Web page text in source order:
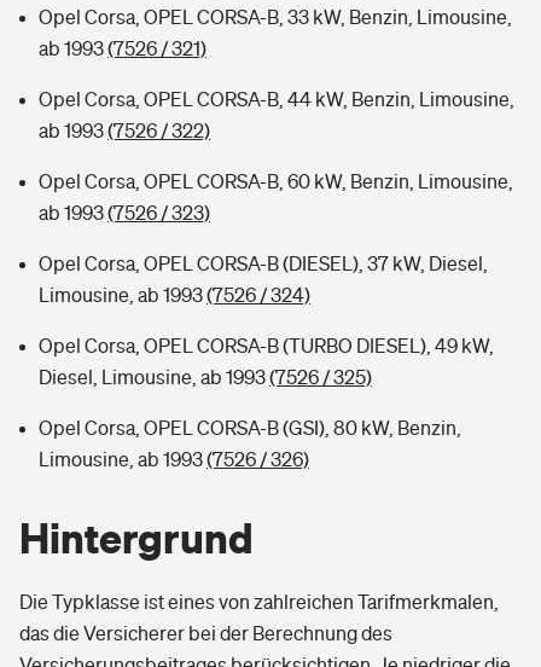
Opel Corsa, OPEL CORSA-B, 33 kW, Benzin, Limousine,
ab 1993(7526 / 321)
Opel Corsa, OPEL CORSA-B, 44 kW, Benzin, Limousine,
ab 1993(7526 / 322)
Opel Corsa, OPEL CORSA-B, 60 kW, Benzin, Limousine,
ab 1993(7526 / 323)
Opel Corsa, OPEL CORSA-B (DIESEL), 37 kW, Diesel,
Limousine, ab 1993(7526 / 324)
Opel Corsa, OPEL CORSA-B (TURBO DIESEL), 49 kW,
Diesel, Limousine, ab 1993(7526 / 325)
Opel Corsa, OPEL CORSA-B (GSI), 80 kW, Benzin,
Limousine, ab 1993(7526 / 326)
Hintergrund
Die Typklasse ist eines von zahlreichen Tarifmerkmalen,
das die Versicherer bei der Berechnung des